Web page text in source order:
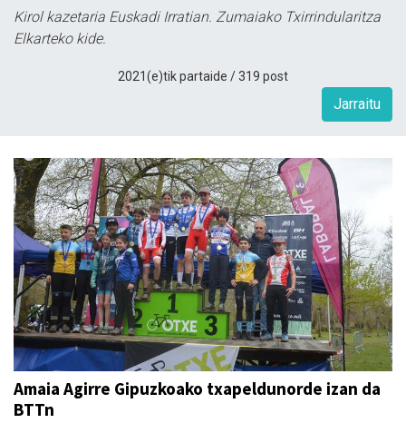
Kirol kazetaria Euskadi Irratian. Zumaiako Txirrindularitza
Elkarteko kide.
2021(e)tik partaide / 319 post
Jarraitu
Amaia Agirre Gipuzkoako txapeldunorde izan da
BTTn